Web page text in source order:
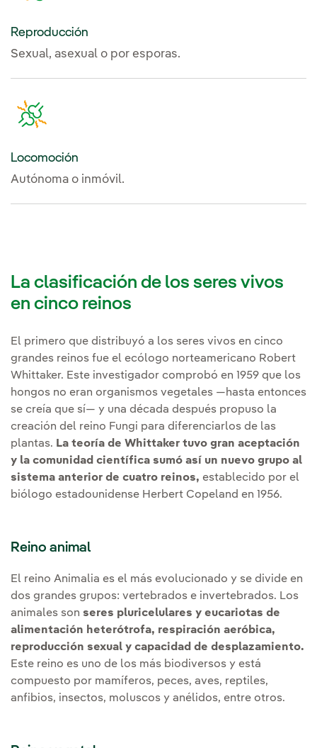
Reproducción
Sexual, asexual o por esporas.
Locomoción
Autónoma o inmóvil.
La clasificación de los seres vivos
en cinco reinos
El primero que distribuyó a los seres vivos en cinco
grandes reinos fue el ecólogo norteamericano Robert
Whittaker. Este investigador comprobó en 1959 que los
hongos no eran organismos vegetales —hasta entonces
se creía que sí— y una década después propuso la
creación del reino Fungi para diferenciarlos de las
plantas. La teoría de Whittaker tuvo gran aceptación
y la comunidad científica sumó así un nuevo grupo al
sistema anterior de cuatro reinos, establecido por el
biólogo estadounidense Herbert Copeland en 1956.
Reino animal
El reino Animalia es el más evolucionado y se divide en
dos grandes grupos: vertebrados e invertebrados. Los
animales son seres pluricelulares y eucariotas de
alimentación heterótrofa, respiración aeróbica,
reproducción sexual y capacidad de desplazamiento.
Este reino es uno de los más biodiversos y está
compuesto por mamíferos, peces, aves, reptiles,
anfibios, insectos, moluscos y anélidos, entre otros.